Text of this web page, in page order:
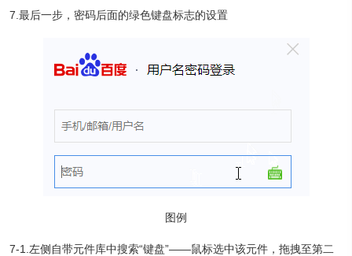
7.最后一步，密码后面的绿色键盘标志的设置
图例
7-1.左侧自带元件库中搜索“键盘”——鼠标选中该元件，拖拽至第二